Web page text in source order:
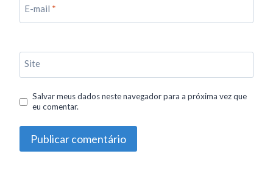
E-mail *
Site
Salvar meus dados neste navegador para a próxima vez que
eu comentar.